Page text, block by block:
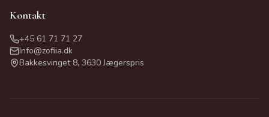
Kontakt
+45 61 71 71 27
Info@zofiia.dk
Bakkesvinget 8, 3630 Jægerspris